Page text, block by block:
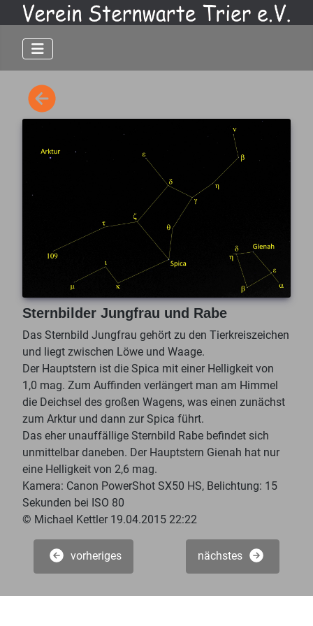
Sternbilder Jungfrau und Rabe
Das Sternbild Jungfrau gehört zu den Tierkreiszeichen
und liegt zwischen Löwe und Waage.
Der Hauptstern ist die Spica mit einer Helligkeit von
1,0 mag. Zum Auffinden verlängert man am Himmel
die Deichsel des großen Wagens, was einen zunächst
zum Arktur und dann zur Spica führt.
Das eher unauffällige Sternbild Rabe befindet sich
unmittelbar daneben. Der Hauptstern Gienah hat nur
eine Helligkeit von 2,6 mag.
Kamera: Canon PowerShot SX50 HS, Belichtung: 15
Sekunden bei ISO 80
© Michael Kettler 19.04.2015 22:22
vorheriges nächstes